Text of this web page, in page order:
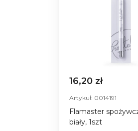
16,20 zł
Artykuł: 0014191
Flamaster
biały, 1szt